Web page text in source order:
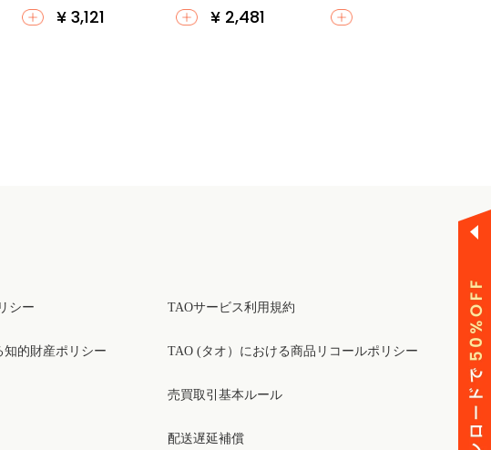
（セ
風・ドール感】
¥ 3,121
レ用・多用途】
¥ 2,481
シー
的財産ポリシー
TAOサービス利用規約
TAO (タオ）における商品リコールポリシー
売買取引基本ルール
配送遅延補償